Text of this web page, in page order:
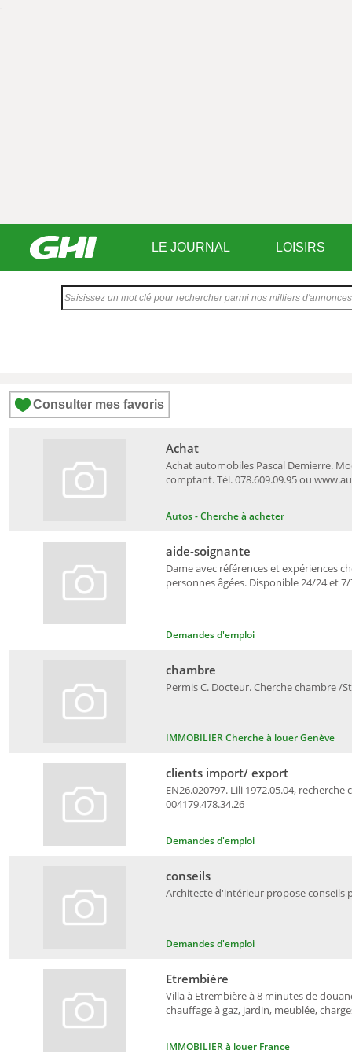
LE JOURNAL LOISIRS
Consulter mes favoris
Autos - Cherche à acheter
Achat automobiles Pascal Demierre.
comptant. Tél. 078.609.09.95 ou
Achat
Demandes d'emploi
Dame avec références et expériences
personnes âgées. Disponible 24/24 et 7/
aide-soignante
IMMOBILIER Cherche à louer Genève
Permis C. Docteur. Cherche chambre /
chambre
Demandes d'emploi
EN26.020797. Lili 1972.05.04,
004179.478.34.26
clients import/ export
Demandes d'emploi
Architecte d'intérieur propose conseils
conseils
IMMOBILIER à louer France
Villa à Etrembière à 8 minutes de
chauffage à gaz, jardin, meublée,
Etrembière